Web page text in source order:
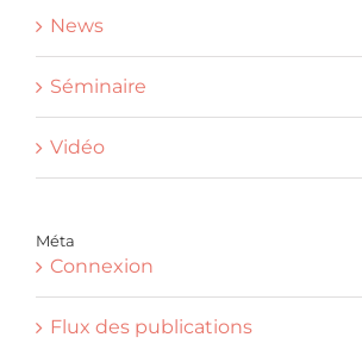
News
Séminaire
Vidéo
Méta
Connexion
Flux des publications